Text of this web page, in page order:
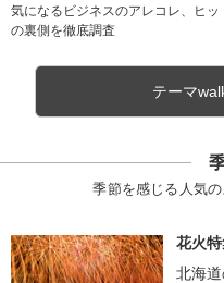
気になるビジネスのアレコレ、ヒッ
の裏側を徹底調査
テーマ
季節を感じる人気
花火特
北海